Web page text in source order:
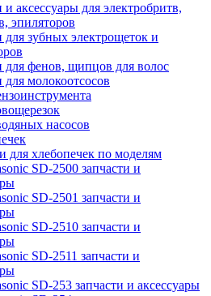
и аксессуары для электробритв,
эпиляторов
для зубных электрощеток и
для фенов, щипцов для волос
для молокоотсосов
насосов
для хлебопечек по моделям
SD-2500 запчасти и
SD-2501 запчасти и
SD-2510 запчасти и
SD-2511 запчасти и
SD-253 запчасти и аксессуары